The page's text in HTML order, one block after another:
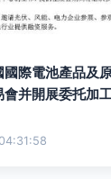
電池產品及原輔
并開展委托加